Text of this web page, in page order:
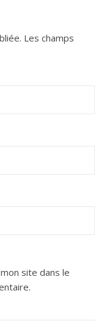
Les champs
site dans le